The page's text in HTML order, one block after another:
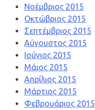
Νοέμβριος 2015
Οκτώβριος 2015
Σεπτέμβριος 2015
Αύγουστος 2015
Ιούνιος 2015
Μάιος 2015
Απρίλιος 2015
Μάρτιος 2015
Φεβρουάριος 2015